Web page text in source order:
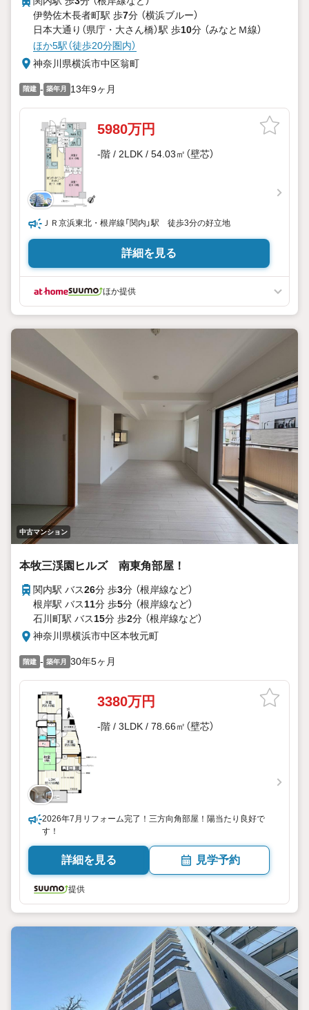
伊勢佐木長者町駅 歩7分 （横浜ブルー）
日本大通り（県庁・大さん橋）駅 歩10分 （みなとＭ線）
ほか5駅（徒歩20分圏内）
神奈川県横浜市中区翁町
階建 - 築年月 13年9ヶ月
5980万円
-階 / 2LDK / 54.03㎡（壁芯）
ＪＲ京浜東北・根岸線「関内」駅 徒歩3分の好立地
詳細を見る
ほか提供
中古マンション
本牧三渓園ヒルズ 南東角部屋！
関内駅 バス26分 歩3分 （根岸線など）
根岸駅 バス11分 歩5分 （根岸線など）
石川町駅 バス15分 歩2分 （根岸線など）
神奈川県横浜市中区本牧元町
階建 - 築年月 30年5ヶ月
3380万円
-階 / 3LDK / 78.66㎡（壁芯）
2026年7月リフォーム完了！三方向角部屋！陽当たり良好で
す！
詳細を見る 見学予約
提供